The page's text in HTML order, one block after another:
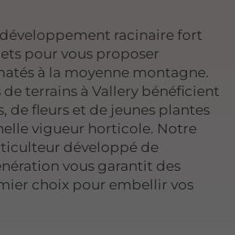
racinaire fort
pour vous proposer
à la moyenne montagne.
terrains à Vallery bénéficient
de fleurs et de jeunes plantes
vigueur horticole. Notre
développé de
vous garantit des
choix pour embellir vos